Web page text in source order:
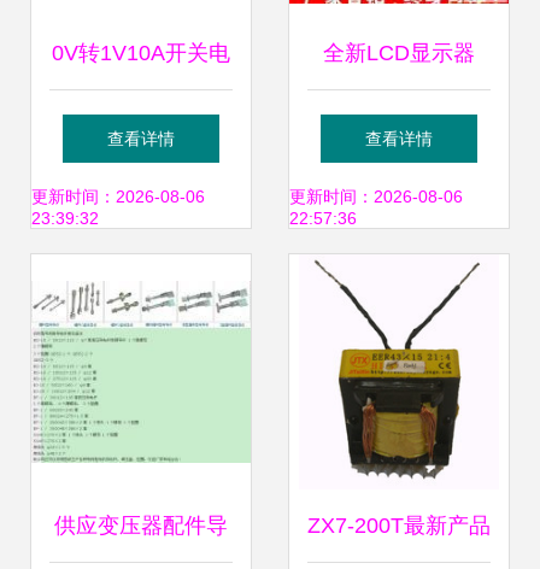
0V转1V10A开关电
源 转换器 适配器
变压器_汽摩配件_
品信息库
查看详情
更新时间：2026-08-06
23:39:32
全新LCD显示器
12V3A电源适配器
开关电源与变压器
配件的专业解析
查看详情
更新时间：2026-08-06
22:57:36
供应变压器配件导 ZX7-200T最新产品